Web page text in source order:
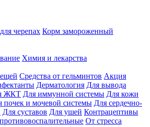
черепах Корм замороженный
Химия и лекарства
Средства от гельминтов Акция
Дерматология Для вывода
ЖКТ Для иммунной системы Для кожи
почек и мочевой системы Для сердечно-
Для суставов Для ушей Контрацептивы
От стресса